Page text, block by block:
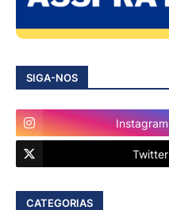
SIGA-NOS
Instagram
Twitter
CATEGORIAS